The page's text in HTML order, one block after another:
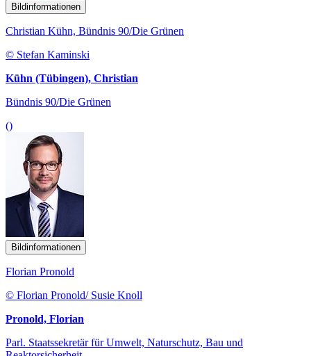
Bildinformationen
Christian Kühn, Bündnis 90/Die Grünen
© Stefan Kaminski
Kühn (Tübingen), Christian
Bündnis 90/Die Grünen
()
Bildinformationen
Florian Pronold
© Florian Pronold/ Susie Knoll
Pronold, Florian
Parl. Staatssekretär für Umwelt, Naturschutz, Bau und